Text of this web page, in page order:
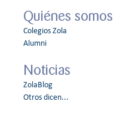
Quiénes somos
Colegios Zola
Alumni
Noticias
ZolaBlog
Otros dicen...